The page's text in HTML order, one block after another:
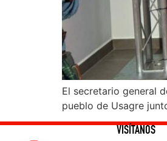
El secretario general
pueblo de Usagre
VISÍTANOS